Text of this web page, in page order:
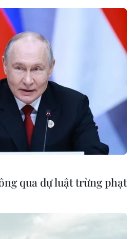
Tuy
#Ngã Tư Sở
TP. Hà Nội
qua dự luật trừng phạt